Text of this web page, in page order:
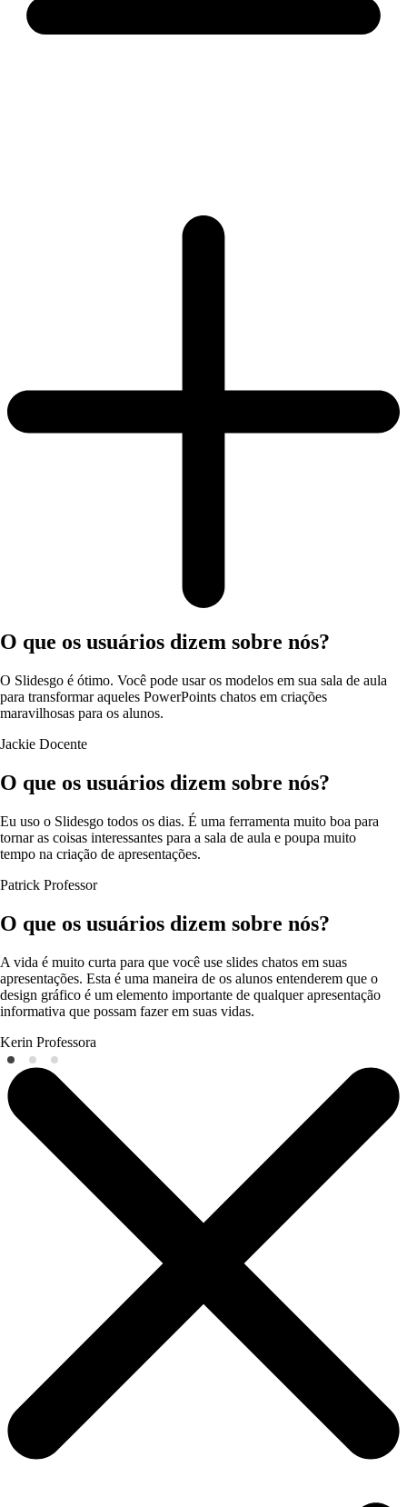
O que os usuários dizem sobre nós?
O Slidesgo é ótimo. Você pode usar os modelos em sua sala de aula
para transformar aqueles PowerPoints chatos em criações
maravilhosas para os alunos.
Jackie Docente
O que os usuários dizem sobre nós?
Eu uso o Slidesgo todos os dias. É uma ferramenta muito boa para
tornar as coisas interessantes para a sala de aula e poupa muito
tempo na criação de apresentações.
Patrick Professor
O que os usuários dizem sobre nós?
A vida é muito curta para que você use slides chatos em suas
apresentações. Esta é uma maneira de os alunos entenderem que o
design gráfico é um elemento importante de qualquer apresentação
informativa que possam fazer em suas vidas.
Kerin Professora